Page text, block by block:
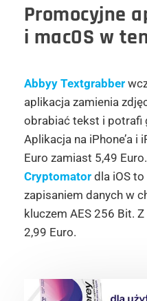
Promocyjne
i macOS w
Abbyy Textgrabber
aplikacja zamienia
obrabiać tekst i potrafi
Aplikacja na iPhone’a i
Euro zamiast 5,49 Euro.
Cryptomatordla iOS to
zapisaniem danych w
kluczem AES 256 Bit.
2,99 Euro.